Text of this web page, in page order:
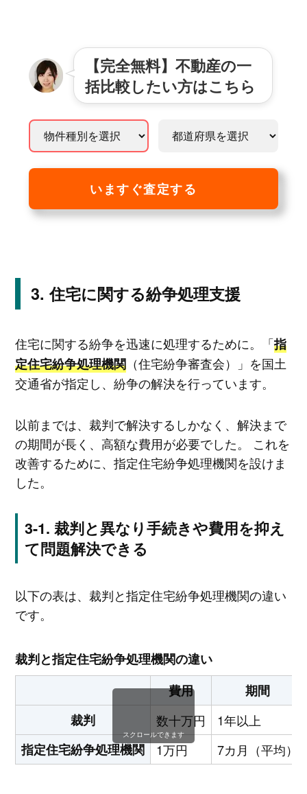
【完全無料】不動産の一
括比較したい方はこちら
いますぐ査定する
住宅に関する紛争処理支援
住宅に関する紛争を迅速に処理するために。「指
定住宅紛争処理機関（住宅紛争審査会）」を国土
交通省が指定し、紛争の解決を行っています。
以前までは、裁判で解決するしかなく、解決まで
の期間が長く、高額な費用が必要でした。 これを
改善するために、指定住宅紛争処理機関を設けま
した。
裁判と異なり手続きや費用を抑え
て問題解決できる
以下の表は、裁判と指定住宅紛争処理機関の違い
です。
裁判と指定住宅紛争処理機関の違い
費用
期間
裁判
数十万円
1年以上
指定住宅紛争処理機関
1万円 7カ月（平均）
スクロールできます